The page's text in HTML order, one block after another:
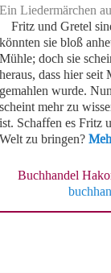
Ein Liedermärchen
Fritz und Gretel
könnten sie bloß
Mühle; doch sie
heraus, dass hier seit
gemahlen wurde.
scheint mehr zu
ist. Schaffen es Fritz
Welt zu bringen?
Buchhandel